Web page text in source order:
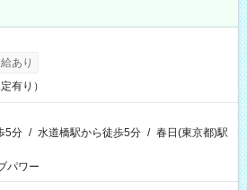
あり
有り）
5分 / 水道橋駅から徒歩5分 / 春日(東京都)駅
パワー